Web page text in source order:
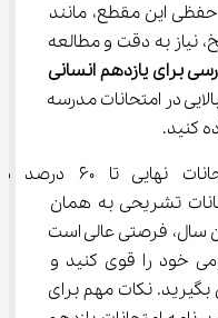
شماست. درس‌های حفظی این مقطع، مانند
و تاریخ، نیاز به دقت و مطالعه
برای یازدهم انسانی
بالایی در امتحانات مدرسه
کنید.
با توجه به اینکه نمرات
تشریحی به همان
این سال، فرصتی عالی است
خود را قوی کنید و
پیشی بگیرید. نکات مهم برای